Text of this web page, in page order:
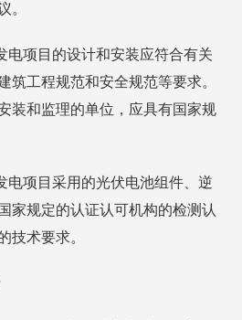
。
项目的设计和安装应符合有关
筑工程规范和安全规范等要求。
装和监理的单位，应具有国家规
项目采用的光伏电池组件、逆
家规定的认证认可机构的检测认
技术要求。